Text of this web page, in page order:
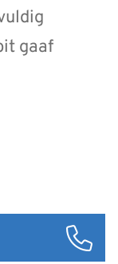
gaaf